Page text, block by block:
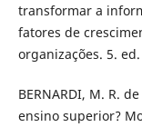
transformar a
fatores de
organizações. 5.
BERNARDI, M. R.
ensino superior?